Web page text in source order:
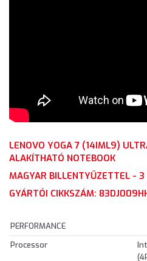
LENOVO YOGA 7 (14IML9)
ALAKÍTHATÓ NOTEBOOK
MAGYAR BILLENTYŰZETTEL - 3
GYÁRTÓI CIKKSZÁM:
PERFORMANCE
Processor